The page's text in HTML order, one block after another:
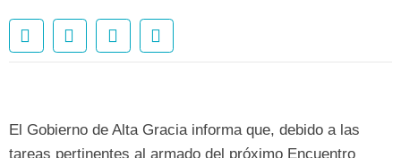
El Gobierno de Alta Gracia informa que, debido a las
tareas pertinentes al armado del próximo Encuentro